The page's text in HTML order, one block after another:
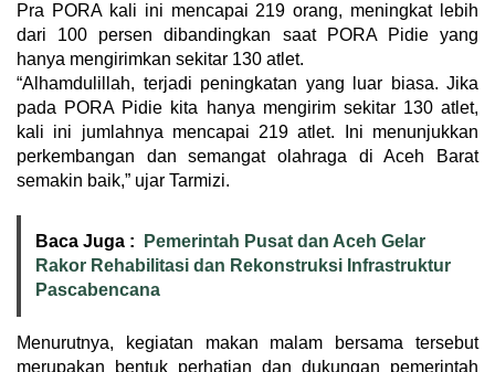
Pra PORA kali ini mencapai 219 orang, meningkat lebih
dari 100 persen dibandingkan saat PORA Pidie yang
hanya mengirimkan sekitar 130 atlet.
“Alhamdulillah, terjadi peningkatan yang luar biasa. Jika
pada PORA Pidie kita hanya mengirim sekitar 130 atlet,
kali ini jumlahnya mencapai 219 atlet. Ini menunjukkan
perkembangan dan semangat olahraga di Aceh Barat
semakin baik,” ujar Tarmizi.
Baca Juga :
Pemerintah Pusat dan Aceh Gelar
Rakor Rehabilitasi dan Rekonstruksi Infrastruktur
Pascabencana
Menurutnya, kegiatan makan malam bersama tersebut
merupakan bentuk perhatian dan dukungan pemerintah